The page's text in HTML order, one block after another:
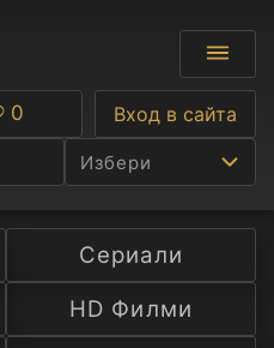
Избери
Ф
С
Любими
0 Вход в сайта
Сериали
HD Филми